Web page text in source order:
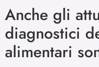
Anche gli
diagnostici
alimentari